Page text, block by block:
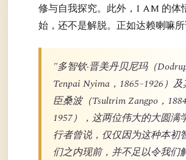
修与自我探究。此外，I AM 的体
始，还不是解脱。正如达赖喇嘛所
"多智钦·晋美丹贝尼玛（
Tenpai Nyima，1865–1926）
臣桑波（Tsultrim Zangpo，
1957），这两位伟大的大圆满
行者曾说，仅仅因为这种本初
们之内现前，并不足以令我们